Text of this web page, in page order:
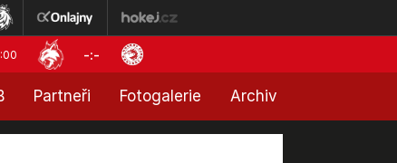
-:-
Partneři Fotogalerie Archiv